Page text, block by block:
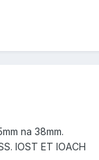
na 38mm.
IOST ET IOACH